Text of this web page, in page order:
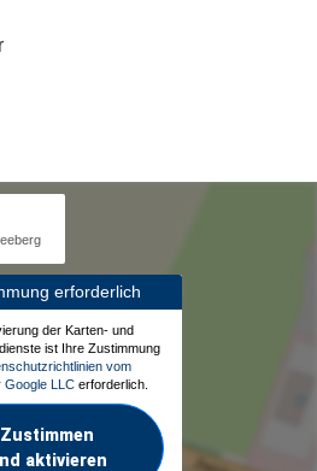
erforderlich
der Karten- und
ist Ihre Zustimmung
vom
Google LLC erforderlich.
Zustimmen
aktivieren